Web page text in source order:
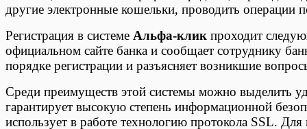
другие электронные кошельки, проводить операции
Регистрация в системе Альфа-клик проходит
официальном сайте банка и сообщает сотруднику
порядке регистрации и разъясняет возникшие
Среди преимуществ этой системы можно выделить
гарантирует высокую степень информационной
использует в работе технологию протокола SSL.